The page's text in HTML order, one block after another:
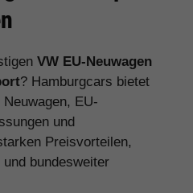
VW EU-Neuwagen
? Hamburgcars bietet
EU-
und
Preisvorteilen,
bundesweiter